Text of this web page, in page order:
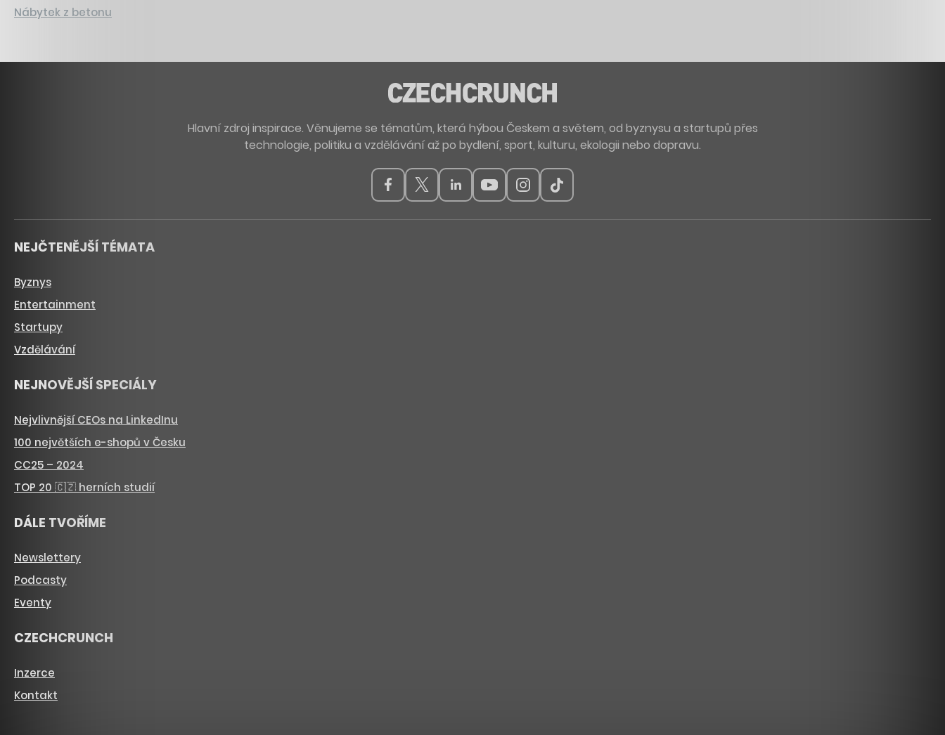
Nábytek z betonu
Hlavní zdroj inspirace. Věnujeme se tématům, která hýbou Českem a světem, od byznysu a startupů přes
technologie, politiku a vzdělávání až po bydlení, sport, kulturu, ekologii nebo dopravu.
NEJČTENĚJŠÍ TÉMATA
Byznys
Entertainment
Startupy
Vzdělávání
NEJNOVĚJŠÍ SPECIÁLY
Nejvlivnější CEOs na LinkedInu
100 největších e-shopů v Česku
CC25 – 2024
TOP 20 🇨🇿 herních studií
DÁLE TVOŘÍME
Newslettery
Podcasty
Eventy
CZECHCRUNCH
Inzerce
Kontakt